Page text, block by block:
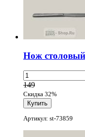
Нож
149
Скидка 32%
Артикул: st-73859